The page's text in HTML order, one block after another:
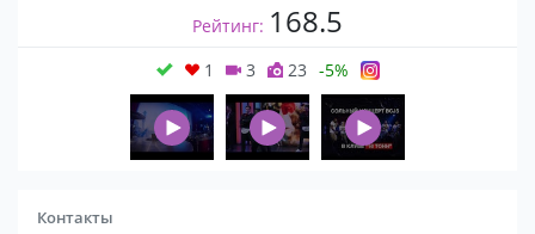
Рейтинг: 168.5
1 3 23 -5%
Контакты